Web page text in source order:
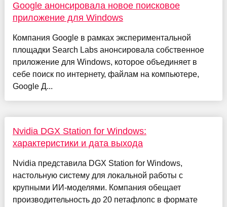
Google анонсировала новое поисковое
приложение для Windows
Компания Google в рамках экспериментальной
площадки Search Labs анонсировала собственное
приложение для Windows, которое объединяет в
себе поиск по интернету, файлам на компьютере,
Google Д...
Nvidia DGX Station for Windows:
характеристики и дата выхода
Nvidia представила DGX Station for Windows,
настольную систему для локальной работы с
крупными ИИ-моделями. Компания обещает
производительность до 20 петафлопс в формате